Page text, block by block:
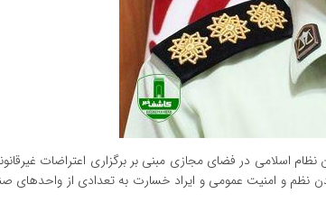
اسلامی در فضای مجازی مبنی بر برگزاری اعتراضات
نظم و امنیت عمومی و ایراد خسارت به تعدادی از واحد‌های